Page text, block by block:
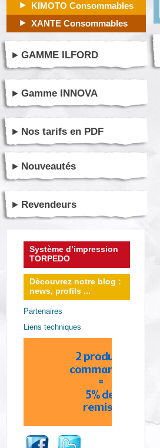
KIMOTO Consommables
XANTE Consommables
GAMME ILFORD
Gamme INNOVA
Nos tarifs en PDF
Nouveautés
Revendeurs
Système d’impression
TORPEDO
Dècouvrez notre blog :
news, profils ...
Partenaires
Liens techniques